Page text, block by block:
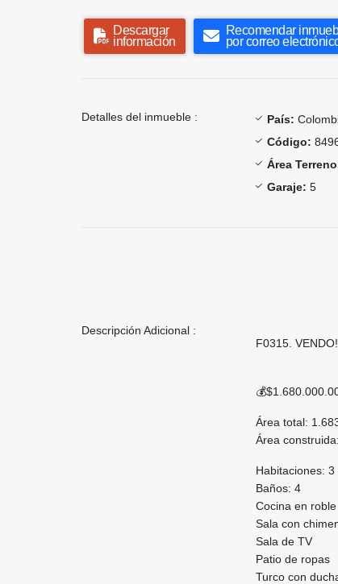
Descargar
información
Recomendar
por correo
Detalles del inmueble : País:
Código:
Área
Garaje: 5
Descripción Adicional :
F0315.
Área total:
Área
Habitaciones: 3
Baños: 4
Cocina en roble
Sala con
Sala de TV
Patio de ropas
Turco con